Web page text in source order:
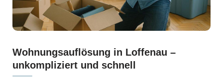
Wohnungsauflösung in Loffenau –
unkompliziert und schnell